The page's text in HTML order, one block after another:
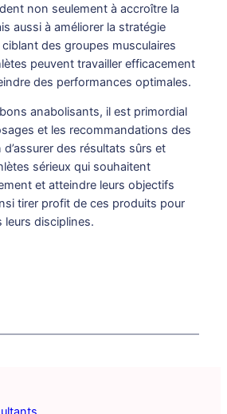
non seulement à accroître la
aussi à améliorer la stratégie
ciblant des groupes musculaires
peuvent travailler efficacement
des performances optimales.
anabolisants, il est primordial
et les recommandations des
des résultats sûrs et
sérieux qui souhaitent
et atteindre leurs objectifs
tirer profit de ces produits pour
leurs disciplines.